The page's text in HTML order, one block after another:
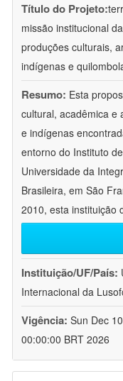
Título do Projeto:
missão institucional
produções culturais,
indígenas e
Resumo: Esta
cultural, acadêmica e
e indígenas
entorno do Instituto
Universidade da
Brasileira, em São
2010, esta instituição
Instituição/UF/País:
Internacional da
Vigência: Sun Dec
00:00:00 BRT 2026